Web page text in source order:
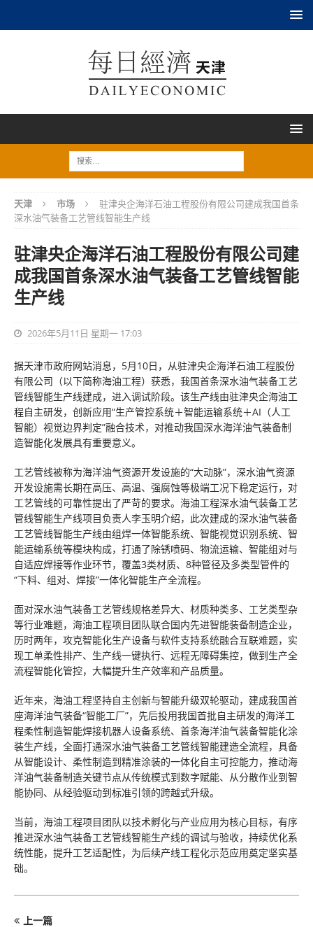
天津 市场
驻津央企海洋石油工程股份有限公司建成我国首条
深水油气装备工艺管线智能生产线
驻津央企海洋石油工程股份有限公司建
成我国首条深水油气装备工艺管线智能
生产线
2026年5月11日 星期一 17:03
据天津市政府网站消息，5月10日，从驻津央企海洋石油工程股份
有限公司（以下简称海油工程）获悉，我国首条深水油气装备工艺
管线智能生产线建成，进入调试阶段。该生产线由驻津央企海油工
程自主研发，创新应用“生产管控系统＋智能运输系统＋AI（人工
智能）视觉边界判定”融合技术，对推动我国深水海洋油气装备制
造智能化发展具有重要意义。
工艺管线被称为海洋油气资源开发设施的“大动脉”，深水油气资源
开发设施需长期在高压、高温、强腐蚀等极端工况下稳定运行，对
工艺管线的可靠性提出了严苛的要求。海油工程深水油气装备工艺
管线智能生产线项目负责人李玉明介绍，此次建成的深水油气装备
工艺管线智能生产线由组焊一体智能系统、智能视觉识别系统、智
能运输系统等模块构成，打通了除锈喷码、物流运输、智能组对与
自适应焊接等作业环节，覆盖3类材质、8种管径及多类型管件的
“下料、组对、焊接”一体化智能生产全流程。
面对深水油气装备工艺管线规格差异大、材质种类多、工艺类型杂
等行业难题，海油工程项目团队联合国内先进智能装备制造企业，
历时两年，攻克智能化生产设备与软件支持系统融合互联难题，实
现工单柔性排产、生产线一键执行、远程无障碍集控，做到生产全
流程智能化管控，大幅提升生产效率和产品质量。
近年来，海油工程坚持自主创新与智能升级双轮驱动，建成我国首
座海洋油气装备“智能工厂”，先后投用我国首批自主研发的海洋工
程柔性制造智能焊接机器人设备系统、首条海洋油气装备智能化涂
装生产线，全面打通深水油气装备工艺管线智能建造全流程，具备
从智能设计、柔性制造到精准涂装的一体化自主可控能力，推动海
洋油气装备制造关键节点从传统模式到数字赋能、从分散作业到智
能协同、从经验驱动到标准引领的跨越式升级。
当前，海油工程项目团队以技术孵化与产业应用为核心目标，有序
推进深水油气装备工艺管线智能生产线的调试与验收，持续优化系
统性能，提升工艺适配性，为后续产线工程化示范应用奠定坚实基
础。
上一篇